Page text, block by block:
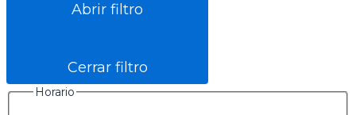
Abrir filtro
Cerrar filtro
Horario